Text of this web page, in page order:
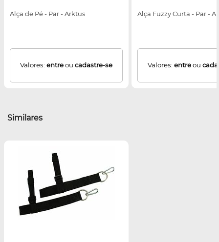
Alça de Pé - Par - Arktus
Valores: entreou cadastre-se
Alça Fuzzy Curta - Par -
Valores: entreou
Similares